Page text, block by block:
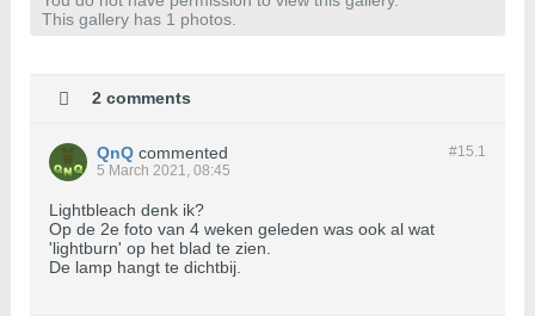
This gallery has 1 photos.
2 comments
#15.1
QnQ commented
5 March 2021, 08:45
Lightbleach denk ik?
Op de 2e foto van 4 weken geleden was ook al wat
'lightburn' op het blad te zien.
De lamp hangt te dichtbij.